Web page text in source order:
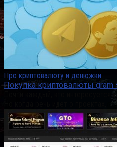
Про криптовалюту и денюжки
Покупка криптовалюты gram
Почти каждый, кто интересуется